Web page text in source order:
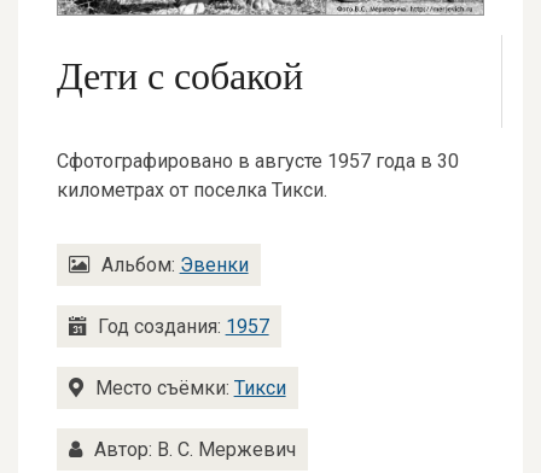
Дети с собакой
Сфотографировано в августе 1957 года в 30
километрах от поселка Тикси.
Альбом: Эвенки
Год создания: 1957
Место съёмки: Тикси
Автор: В. С. Мержевич